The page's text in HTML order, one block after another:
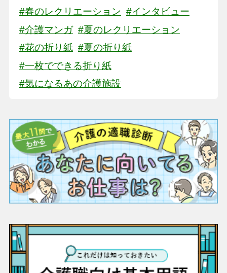
#春のレクリエーション #インタビュー
#介護マンガ #夏のレクリエーション
#花の折り紙 #夏の折り紙
#一枚でできる折り紙
#気になるあの介護施設